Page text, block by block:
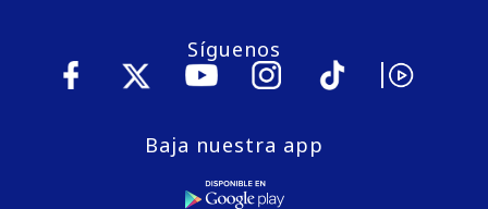
Síguenos
Baja nuestra app